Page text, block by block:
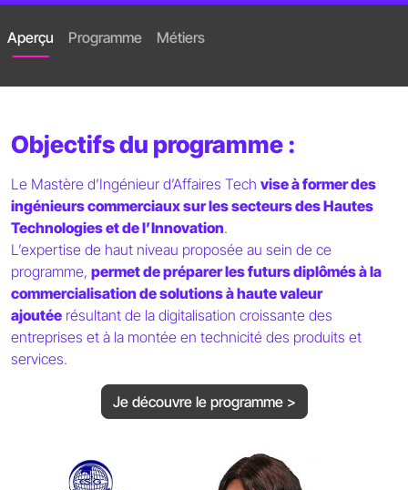
Aperçu Programme Métiers
Objectifs du programme :
Le Mastère d’Ingénieur d’Affaires Tech vise à former des
ingénieurs commerciaux sur les secteurs des Hautes
Technologies et de l’Innovation.
L’expertise de haut niveau proposée au sein de ce
programme, permet de préparer les futurs diplômés à la
commercialisation de solutions à haute valeur
ajoutée résultant de la digitalisation croissante des
entreprises et à la montée en technicité des produits et
services.
Je découvre le programme >